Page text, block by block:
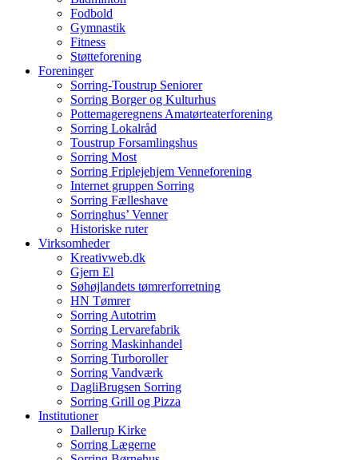
Fodbold
Gymnastik
Fitness
Støtteforening
Foreninger
Sorring-Toustrup Seniorer
Sorring Borger og Kulturhus
Pottemageregnens Amatørteaterforening
Sorring Lokalråd
Toustrup Forsamlingshus
Sorring Most
Sorring Friplejehjem Venneforening
Internet gruppen Sorring
Sorring Fælleshave
Sorringhus’ Venner
Historiske ruter
Virksomheder
Kreativweb.dk
Gjern El
Søhøjlandets tømrerforretning
HN Tømrer
Sorring Autotrim
Sorring Lervarefabrik
Sorring Maskinhandel
Sorring Turboroller
Sorring Vandværk
DagliBrugsen Sorring
Sorring Grill og Pizza
Institutioner
Dallerup Kirke
Sorring Lægerne